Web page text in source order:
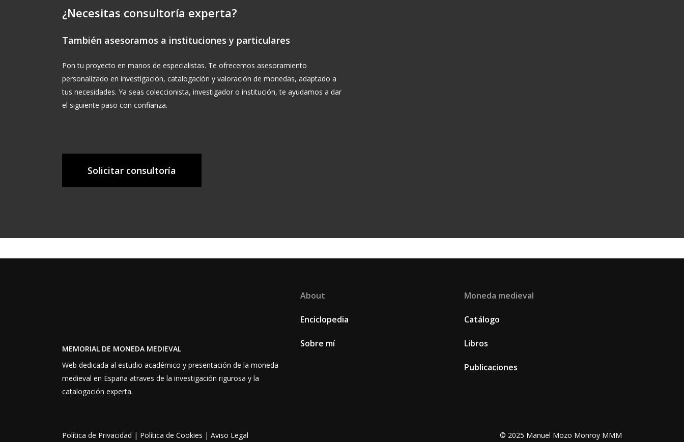
¿Necesitas consultoría experta?
También asesoramos a instituciones y particulares
Pon tu proyecto en manos de especialistas. Te ofrecemos asesoramiento
personalizado en investigación, catalogación y valoración de monedas, adaptado a
tus necesidades. Ya seas coleccionista, investigador o institución, te ayudamos a dar
el siguiente paso con confianza.
Solicitar consultoría
MEMORIAL DE MONEDA MEDIEVAL
Web dedicada al estudio académico y presentación de la moneda
medieval en España atraves de la investigación rigurosa y la
catalogación experta.
About
Enciclopedia
Sobre mí
Moneda medieval
Catálogo
Libros
Publicaciones
Política de Privacidad | Política de Cookies |Aviso Legal © 2025 Manuel Mozo Monroy MMM